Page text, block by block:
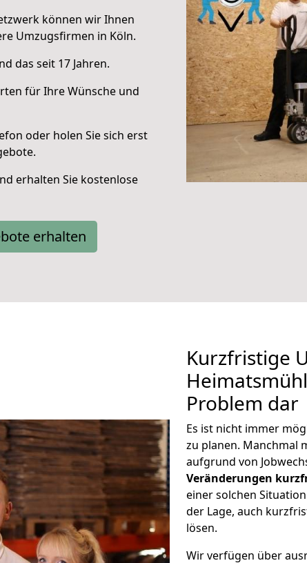
können wir Ihnen
Umzugsfirmen in Köln.
das seit 17 Jahren.
für Ihre Wünsche und
oder holen Sie sich erst
erhalten Sie kostenlose
erhalten
Kurzfristige
Problem dar
Es ist nicht immer
zu planen. Manchmal
aufgrund von
Veränderungen
einer solchen
der Lage, auch
lösen.
Wir verfügen über